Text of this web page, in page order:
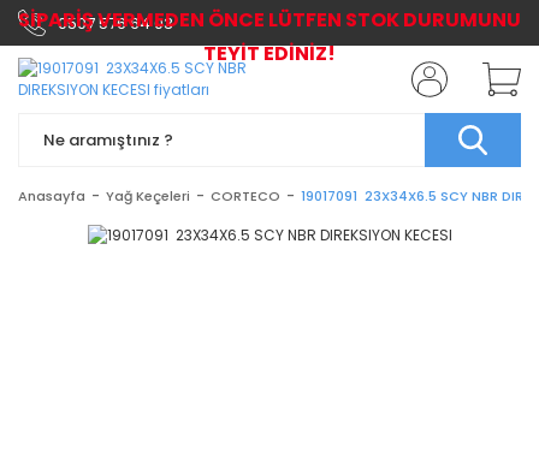
0507 576 64 03
Anasayfa Yağ Keçeleri CORTECO 19017091 23X34X6.5 SCY NBR
SİPARİŞ VERMEDEN ÖNCE LÜTFEN STOK DURUMUNU
TEYİT EDİNİZ!